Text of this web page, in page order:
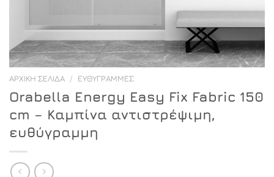
ΑΡΧΙΚΉ ΣΕΛΊΔΑ / ΕΥΘΎΓΡΑΜΜΕΣ
Orabella Energy Easy Fix Fabric 150
cm – Καμπίνα αντιστρέψιμη,
ευθύγραμμη